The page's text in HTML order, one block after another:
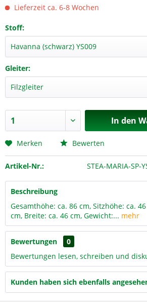
Lieferzeit ca. 6-8 Wochen
Stoff:
Gleiter:
In den
Merken Bewerten
Artikel-Nr.: STEA-MARIA-SP-
Beschreibung
Gesamthöhe: ca. 86 cm, Sitzhöhe: ca.
cm, Breite: ca. 46 cm, Gewicht:... mehr
Bewertungen
0
Bewertungen lesen, schreiben und
Kunden haben sich ebenfalls